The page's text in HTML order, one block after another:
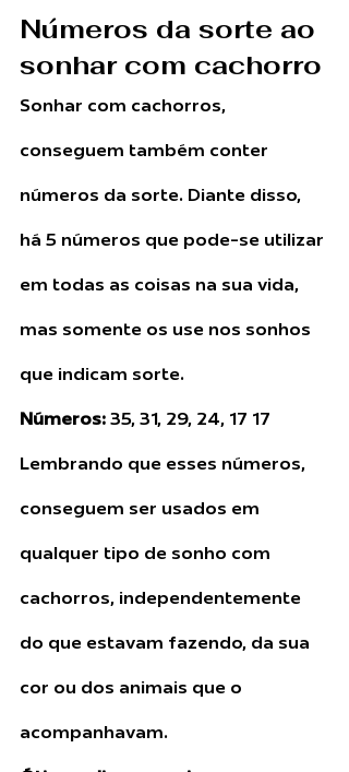
Números da sorte ao
sonhar com cachorro
Sonhar com cachorros,
conseguem também conter
números da sorte. Diante disso,
há 5 números que pode-se utilizar
em todas as coisas na sua vida,
mas somente os use nos sonhos
que indicam sorte.
Números: 35, 31, 29, 24, 17 17
Lembrando que esses números,
conseguem ser usados em
qualquer tipo de sonho com
cachorros, independentemente
do que estavam fazendo, da sua
cor ou dos animais que o
acompanhavam.